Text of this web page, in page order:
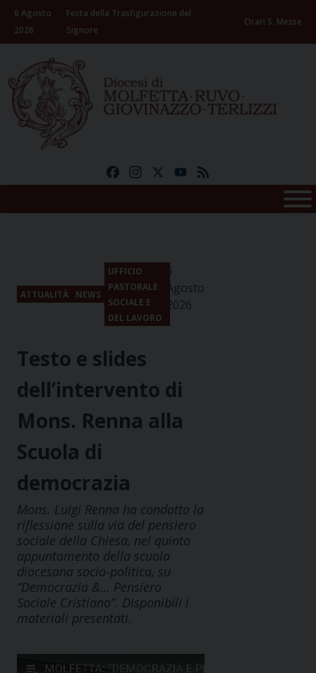
Skip
content
6 Agosto
2026
Festa della Trasfigurazione del
Signore
Orari S. Messe
FacebookInstagramYouTube
ATTUALITÀ NEWS
UFFICIO
PASTORALE
SOCIALE E
DEL LAVORO
6
Agosto
2026
Testo e slides
dell’intervento di
Mons. Renna alla
Scuola di
democrazia
Mons. Luigi Renna ha condotto la
riflessione sulla via del pensiero
sociale della Chiesa, nel quinto
appuntamento della scuola
diocesana socio-politica, su
“Democrazia &… Pensiero
Sociale Cristiano”. Disponibili i
materiali presentati.